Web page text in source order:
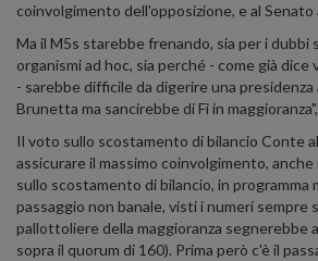
coinvolgimento dell'opposizione, e al Senato
Ma il M5s starebbe frenando, sia per i dubbi
organismi ad hoc, sia perché - come già dice
- sarebbe difficile da digerire una presidenza
Brunetta ma sancirebbe di Fi in
Il voto sullo scostamento di bilancio Conte
assicurare il massimo coinvolgimento,
sullo scostamento di bilancio, in programma
passaggio non banale, visti i numeri sempre
pallottoliere della maggioranza segnerebbe
sopra il quorum di 160). Prima però c'è il